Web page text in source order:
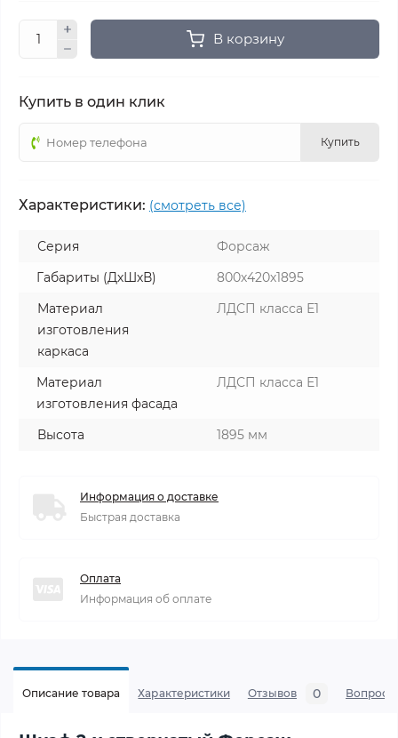
В корзину
Купить в один клик
Купить
Характеристики: (смотреть все)
Серия
Форсаж
Габариты (ДхШхВ)
800х420х1895
Материал
изготовления
каркаса
ЛДСП класса Е1
Материал
изготовления фасада
ЛДСП класса Е1
Высота 1895 мм
Информация о доставке
Быстрая доставка
Оплата
Информация об оплате
Описание товара Характеристики Отзывов 0 Вопросы